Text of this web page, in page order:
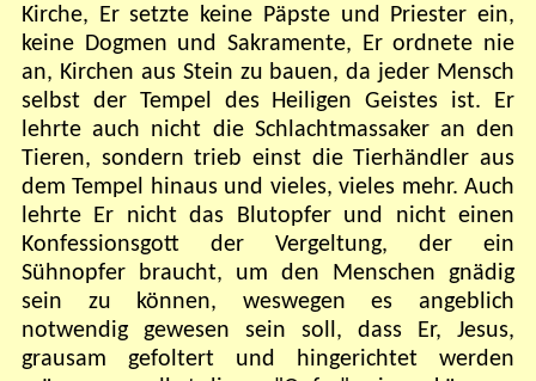
Kirche, Er setzte keine Päpste und Priester ein,
keine Dogmen und Sakramente, Er ordnete nie
an, Kirchen aus Stein zu bauen, da jeder Mensch
selbst der Tempel des Heiligen Geistes ist. Er
lehrte auch nicht die Schlachtmassaker an den
Tieren, sondern trieb einst die Tierhändler aus
dem Tempel hinaus und vieles, vieles mehr. Auch
lehrte Er nicht das Blutopfer und nicht einen
Konfessionsgott der Vergeltung, der ein
Sühnopfer braucht, um den Menschen gnädig
sein zu können, weswegen es angeblich
notwendig gewesen sein soll, dass Er, Jesus,
grausam gefoltert und hingerichtet werden